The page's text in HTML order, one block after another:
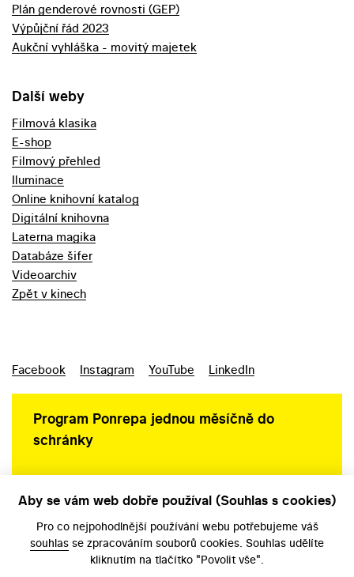
Plán genderové rovnosti (GEP)
Výpůjční řád 2023
Aukční vyhláška - movitý majetek
Další weby
Filmová klasika
E-shop
Filmový přehled
Iluminace
Online knihovní katalog
Digitální knihovna
Laterna magika
Databáze šifer
Videoarchiv
Zpět v kinech
Facebook Instagram YouTube LinkedIn
Program Ponrepa jednou měsíčně do
schránky
Aby se vám web dobře používal (Souhlas s cookies)
Pro co nejpohodlnější používání webu potřebujeme váš
souhlas se zpracováním souborů cookies. Souhlas udělíte
kliknutím na tlačítko "Povolit vše".